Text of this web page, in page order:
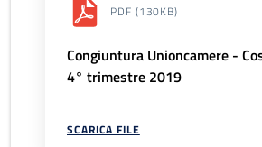
PDF (130KB)
Congiuntura Unioncamere -
4° trimestre 2019
SCARICA FILE